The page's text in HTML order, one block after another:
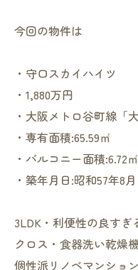
今回の物件は
・守口スカイハイツ
・1,880万円
・大阪メトロ谷町線「
・専有面積:65.59㎡
・バルコニー面積:6.72㎡
・築年月日:昭和57年8月
3LDK・利便性の良す
クロス・食器洗い乾燥
個性派リノベマンショ